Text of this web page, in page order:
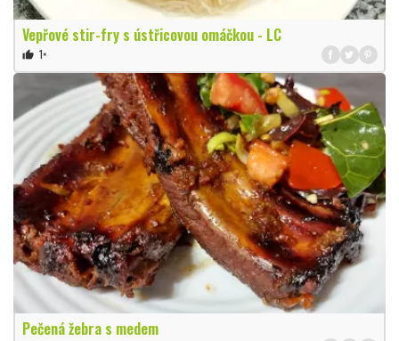
Vepřové stir-fry s ústřicovou omáčkou - LC
thumb_up 1×
Pečená žebra s medem